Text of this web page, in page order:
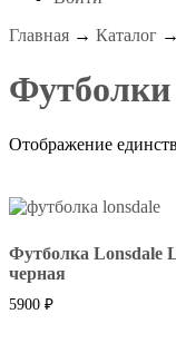
Главная → Каталог →
Футболки
Отображение
Футболка Lonsdale
черная
5900 ₽